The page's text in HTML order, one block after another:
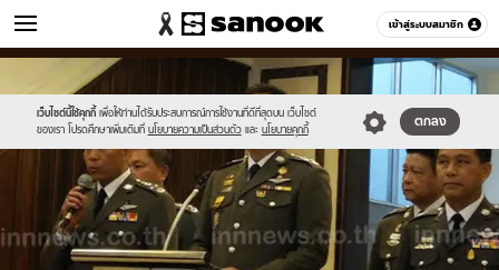
เข้าสู่ระบบสมาชิก
ข่าว หมวดอื่นๆ
เว็บไซต์นี้ใช้คุกกี้ เพื่อให้ท่านได้รับประสบการณ์การใช้งานที่ดีที่สุดบน เว็บไซต์
ของเรา โปรดศึกษาเพิ่มเติมที่ นโยบายความเป็นส่วนตัว และ นโยบายคุกกี้
ตกลง
//s.isanook.com/sr/0/images/logo-
new-
sanook.png
//s.isanook.com/ns/0/ud/376/1881322/651926-
01.jpg